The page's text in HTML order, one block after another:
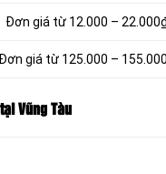
Đơn giá từ 12.000 –
Đơn giá từ 125.000 –
Vũng Tàu